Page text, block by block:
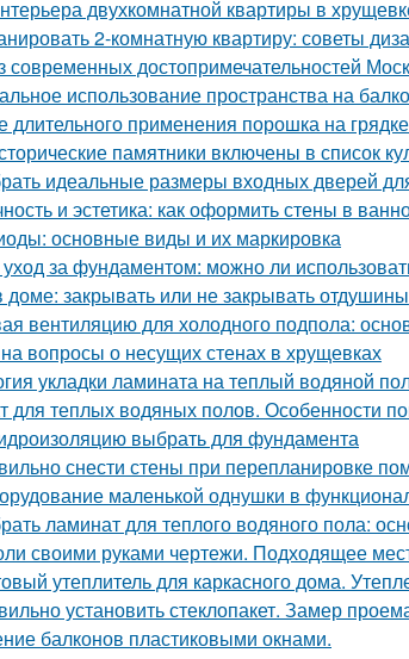
двухкомнатной квартиры в
2-комнатную квартиру: советы
современных достопримечательностей
использование пространства на
длительного применения порошка на
памятники включены в список
идеальные размеры входных дверей
и эстетика: как оформить стены в
основные виды и их маркировка
за фундаментом: можно ли
закрывать или не закрывать отдушины
вентиляцию для холодного подпола:
вопросы о несущих стенах в хрущевках
укладки ламината на теплый водяной
для теплых водяных полов. Особенности
выбрать для фундамента
снести стены при перепланировке
маленькой однушки в
ламинат для теплого водяного пола:
своими руками чертежи. Подходящее
утеплитель для каркасного дома.
установить стеклопакет. Замер
балконов пластиковыми окнами.